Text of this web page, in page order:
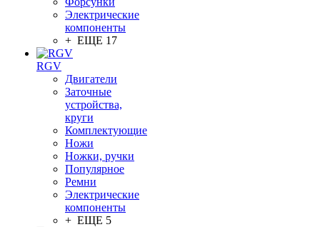
Электрические
компоненты
+ ЕЩЕ 17
RGV
Двигатели
Заточные
устройства,
круги
Комплектующие
Ножи
Ножки, ручки
Популярное
Ремни
Электрические
компоненты
+ ЕЩЕ 5